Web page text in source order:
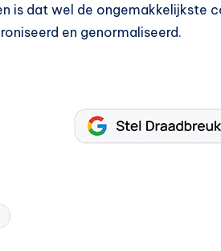
is dat wel de ongemakkelijkste
en genormaliseerd.